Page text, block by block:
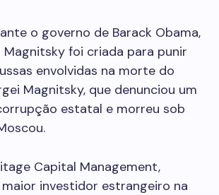
o governo de Barack Obama,
Magnitsky foi criada para punir
envolvidas na morte do
Magnitsky, que denunciou um
estatal e morreu sob
Capital Management,
investidor estrangeiro na